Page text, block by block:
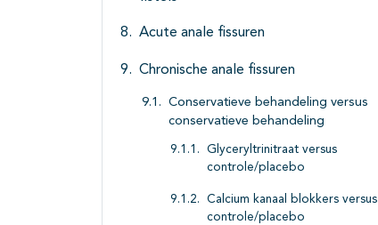
Acute anale fissuren
Chronische anale fissuren
Conservatieve behandeling versus
conservatieve behandeling
Glyceryltrinitraat versus
controle/placebo
Calcium kanaal blokkers versus
controle/placebo